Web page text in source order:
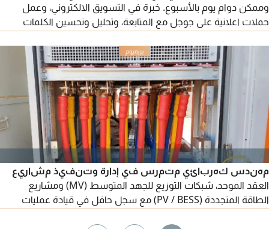
وممكن دوام يوم بالأسبوع. خبرة في التسويق الالكتروني، وعمل
حملات اعلانية على جوجل مع المتابعة، وتحليل وتحسين الكلمات
في عمل الحملات الاعلانية على جميع منصات السوشيال ميديا، مع
متابعة الحملات وتحسين النتائج والعائد على الاستثمار وتجربة العملاء.
معرفة بمتطلبات SEO. خبرة في إدارة المتاجر مثل سلة
مهندس كهربائي متمرس في إدارة وتنفيذ مشاريع
العقد الموحد، شبكات التوزيع للجهد المتوسط (MV) ومشاريع
الطاقة المتجددة (PV / BESS) مع سجل حافل في قيادة عمليات